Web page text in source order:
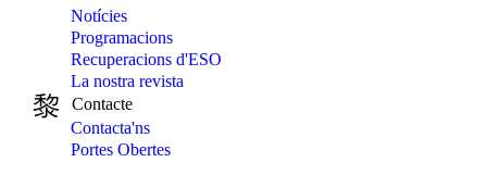
Notícies
Programacions
Recuperacions d'ESO
La nostra revista
Contacte
Contacta'ns
Portes Obertes